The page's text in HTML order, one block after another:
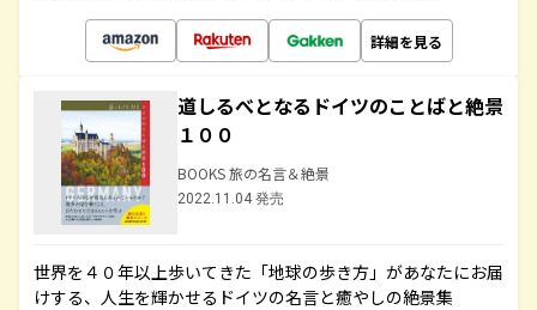
詳細を見る
道しるべとなるドイツのことばと絶景
１００
BOOKS 旅の名言＆絶景
2022.11.04 発売
世界を４０年以上歩いてきた「地球の歩き方」があなたにお届
けする、人生を輝かせるドイツの名言と癒やしの絶景集